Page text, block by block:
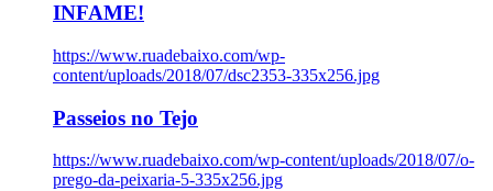
INFAME!
https://www.ruadebaixo.com/wp-
content/uploads/2018/07/dsc2353-335x256.jpg
Passeios no Tejo
https://www.ruadebaixo.com/wp-content/uploads/2018/07/o-
prego-da-peixaria-5-335x256.jpg